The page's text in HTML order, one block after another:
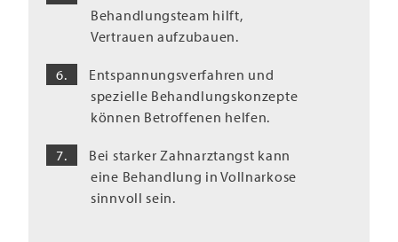
Behandlungsteam hilft,
Vertrauen aufzubauen.
Entspannungsverfahren und
spezielle Behandlungskonzepte
können Betroffenen helfen.
Bei starker Zahnarztangst kann
eine Behandlung in Vollnarkose
sinnvoll sein.